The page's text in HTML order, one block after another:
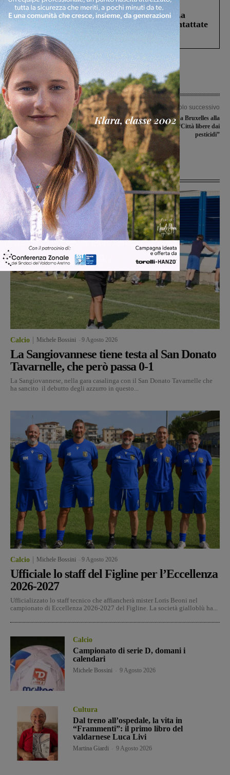
Cronaca 5 Agosto 2026
Continuano le ricerche di Miah Billal. La
Prefettura: “In caso di avvistamento contattate
il 112”
Articolo precedente
Serristori, Saccardi in visita: “Un
ospedale che sta crescendo”, Mugnai:
“I ritardi sui lavori sono
ingiustificati”
Articolo successivo
Il Comune presente a Bruxelles alla
tavola rotonda “Città libere dai
pesticidi”
Ultime Notizie
Calcio Michele Bossini 9 Agosto 2026
La Sangiovannese tiene testa al San Donato
Tavarnelle, che però passa 0-1
La Sangiovannese, nella gara casalinga con il San Donato Tavarnelle che
ha sancito il debutto degli azzurro in questo...
Calcio Michele Bossini 9 Agosto 2026
Ufficiale lo staff del Figline per l’Eccellenza
2026-2027
Ufficializzato lo staff tecnico che affiancherà mister Loris Beoni nel
campionato di Eccellenza 2026-2027 del Figline. La società gialloblù ha...
Calcio
Campionato di serie D, domani i
calendari
Michele Bossini 9 Agosto 2026
Cultura
Dal treno all’ospedale, la vita in
“Frammenti”: il primo libro del
valdarnese Luca Livi
Martina Giardi 9 Agosto 2026